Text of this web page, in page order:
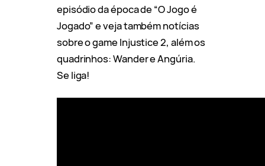
episódio da época de “O Jogo é
Jogado” e veja também notícias
sobre o game Injustice 2, além os
quadrinhos: Wander e Angúria.
Se liga!